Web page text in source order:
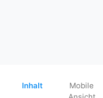
Inhalt
Mobile